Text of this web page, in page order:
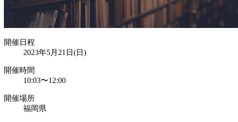
開催日程
2023年5月21日(日)
開催時間
10:03〜12:00
開催場所
福岡県